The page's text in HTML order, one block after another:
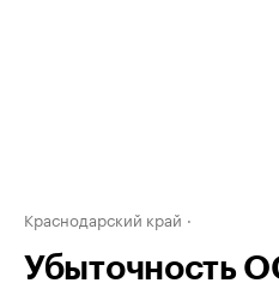
Краснодарский край
Убыточность